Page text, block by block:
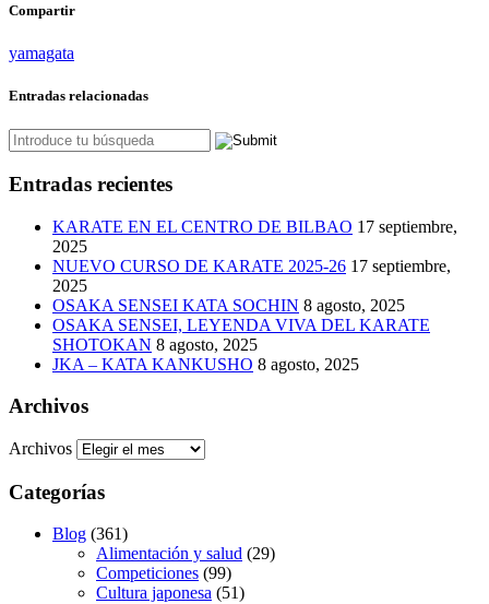
Compartir
yamagata
Entradas relacionadas
Entradas recientes
KARATE EN EL CENTRO DE BILBAO 17 septiembre,
2025
NUEVO CURSO DE KARATE 2025-26 17 septiembre,
2025
OSAKA SENSEI KATA SOCHIN 8 agosto, 2025
OSAKA SENSEI, LEYENDA VIVA DEL KARATE
SHOTOKAN 8 agosto, 2025
JKA – KATA KANKUSHO 8 agosto, 2025
Archivos
Archivos
Categorías
Blog (361)
Alimentación y salud (29)
Competiciones (99)
Cultura japonesa (51)